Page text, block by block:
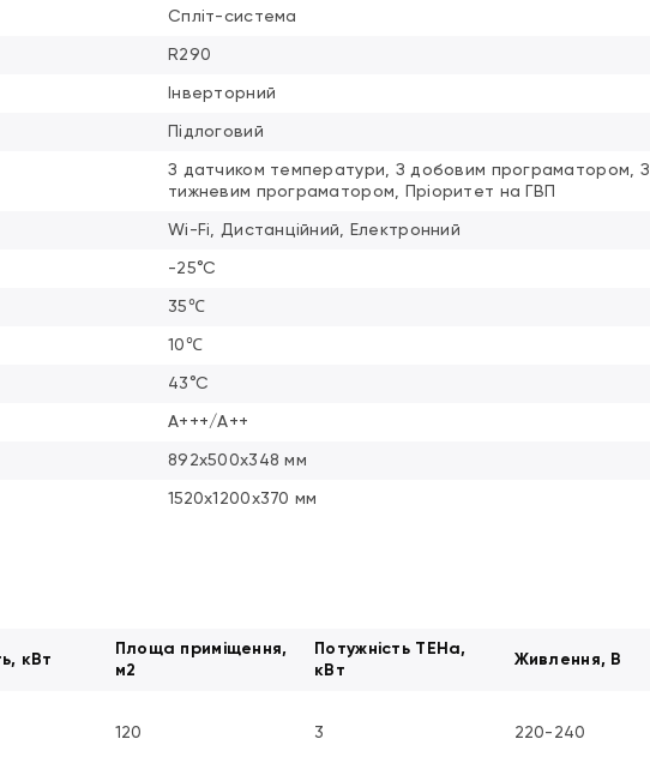
Спліт-система
R290
Інверторний
Підлоговий
З датчиком температури, З добовим програматором, З
тижневим програматором, Пріоритет на ГВП
Wi-Fi, Дистанційний, Електронний
-25°C
35℃
10℃
43°С
А+++/А++
892x500x348 мм
1520x1200x370 мм
кВт
Площа приміщення,
м2
Потужність ТЕНа,
кВт
Живлення, В
120 3 220-240